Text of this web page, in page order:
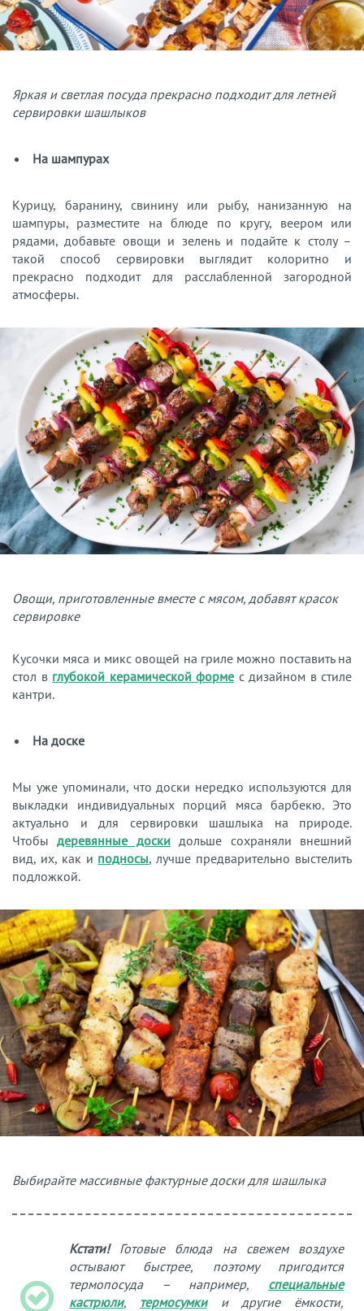
Яркая и светлая посуда прекрасно подходит для летней
сервировки шашлыков
На шампурах
Курицу, баранину, свинину или рыбу, нанизанную на
шампуры, разместите на блюде по кругу, веером или
рядами, добавьте овощи и зелень и подайте к столу –
такой способ сервировки выглядит колоритно и
прекрасно подходит для расслабленной загородной
атмосферы.
Овощи, приготовленные вместе с мясом, добавят красок
сервировке
Кусочки мяса и микс овощей на гриле можно поставить на
стол в глубокой керамической форме с дизайном в стиле
кантри.
На доске
Мы уже упоминали, что доски нередко используются для
выкладки индивидуальных порций мяса барбекю. Это
актуально и для сервировки шашлыка на природе.
Чтобыдеревянные доскидольше сохраняли внешний
вид, их, как и подносы, лучше предварительно выстелить
подложкой.
Выбирайте массивные фактурные доски для шашлыка
Кстати! Готовые блюда на свежем воздухе
остывают быстрее, поэтому пригодится
термопосуда – например, специальные
кастрюли, термосумкии другие ёмкости,